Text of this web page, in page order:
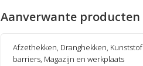
Aanverwante producten
Afzethekken, Dranghekken, Kunststof
barriers, Magazijn en werkplaats